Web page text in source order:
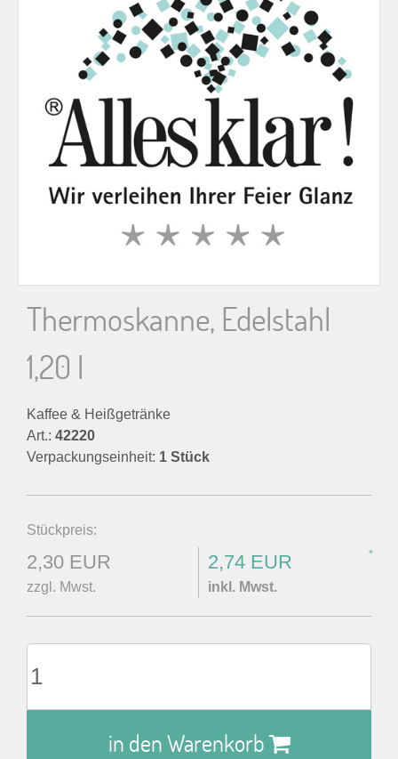
a
h
Thermoskanne, Edelstahl
1,20 l
Kaffee & Heißgetränke
Art.: 42220
Verpackungseinheit: 1 Stück
Stückpreis:
2,30 EUR
zzgl. Mwst.
2,74 EUR *
inkl. Mwst.
in den Warenkorb